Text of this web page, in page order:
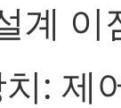
계 이
: 제